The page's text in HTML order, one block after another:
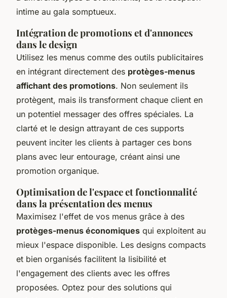
intime au gala somptueux.
Intégration de promotions et d'annonces
dans le design
Utilisez les menus comme des outils publicitaires
en intégrant directement des protèges-menus
affichant des promotions. Non seulement ils
protègent, mais ils transforment chaque client en
un potentiel messager des offres spéciales. La
clarté et le design attrayant de ces supports
peuvent inciter les clients à partager ces bons
plans avec leur entourage, créant ainsi une
promotion organique.
Optimisation de l'espace et fonctionnalité
dans la présentation des menus
Maximisez l'effet de vos menus grâce à des
protèges-menus économiques qui exploitent au
mieux l'espace disponible. Les designs compacts
et bien organisés facilitent la lisibilité et
l'engagement des clients avec les offres
proposées. Optez pour des solutions qui